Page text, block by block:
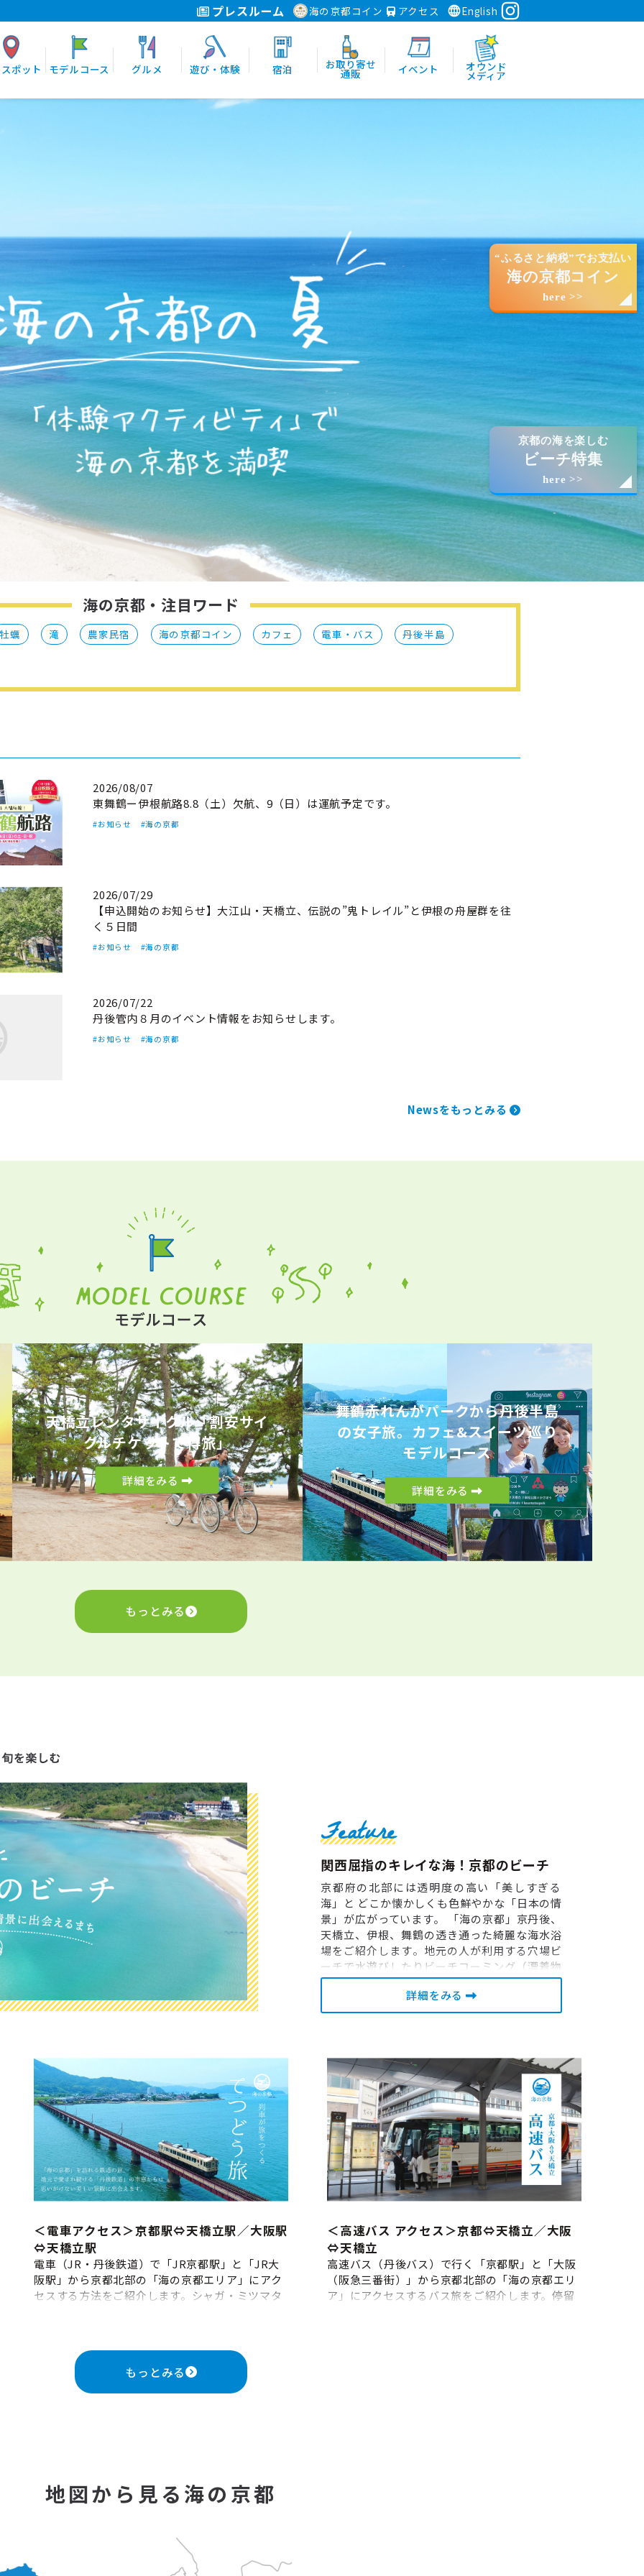
プレスルーム 海の京都コイン アクセス English
ポット モデルコース グルメ 遊び・体験 宿泊 お取り寄せ
通販 イベント オウンド
メディア
“ふるさと納税”でお支払い
海の京都コイン
here >>
京都の海を楽しむ
ビーチ特集
here >>
海の京都・注目ワード
蠣 滝 農家民宿 海の京都コイン カフェ 電車・バス 丹後半島
2026/08/07
東舞鶴ー伊根航路8.8（土）欠航、9（日）は運航予定です。
#お知らせ #海の京都
2026/07/29
【申込開始のお知らせ】大江山・天橋立、伝説の”鬼トレイル”と伊根の舟屋群を往
く５日間
#お知らせ #海の京都
2026/07/22
丹後管内８月のイベント情報をお知らせします。
#お知らせ #海の京都
Newsをもっとみる
天橋立レンタサイクル「割安サイ
クルチケットで得旅」
詳細をみる
舞鶴赤れんがパークから丹後半島
の女子旅。カフェ&スイーツ巡り
モデルコース
詳細をみる
もっとみる
Feature
関西屈指のキレイな海！京都のビーチ
京都府の北部には透明度の高い「美しすぎる
海」と どこか懐かしくも色鮮やかな「日本の情
景」が広がっています。 「海の京都」京丹後、
天橋立、伊根、舞鶴の透き通った綺麗な海水浴
場をご紹介します。地元の人が利用する穴場ビ
ーチで水遊びしたりビーチコーミング（漂着物
の収集・観察）したり♪ また、この絶景の中で
感じる体験メニューもご一緒にお楽しみ下さ
い。
詳細をみる
＜電車アクセス＞京都駅⇔天橋立駅／大阪駅
⇔天橋立駅
電車（JR・丹後鉄道）で「JR京都駅」と「JR大
阪駅」から京都北部の「海の京都エリア」にアク
セスする方法をご紹介します。シャガ・ミツマタ
しすぎる海の絶景に出会える夕日ヶ浦、久美浜に
アクセスします。また、下車後の2次交通手段もご
紹介します。高速バス（京都・大阪⇔天橋立）を
＜高速バス アクセス＞京都⇔天橋立／大阪
⇔天橋立
高速バス（丹後バス）で行く「京都駅」と「大阪
（阪急三番街）」から京都北部の「海の京都エリ
ア」にアクセスするバス旅をご紹介します。停留
もっとみる
地図から見る海の京都